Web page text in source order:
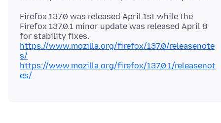
Firefox 137.0 was released April 1st while the
Firefox 137.0.1 minor update was released April 8
https://www.mozilla.org/firefox/137.0/releasenote
s/
https://www.mozilla.org/firefox/137.0.1/releasenot
es/